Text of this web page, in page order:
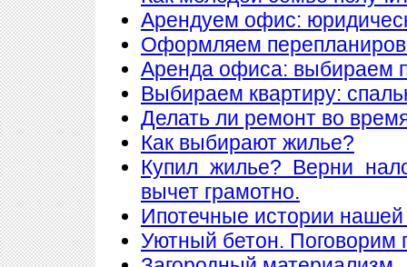
Арендуем офис:
Оформляем
Аренда офиса: выбираем
Выбираем квартиру:
Делать ли ремонт во
Как выбирают жилье?
Купил жилье? Верни
вычет грамотно.
Ипотечные истории нашей
Уютный бетон. Поговорим